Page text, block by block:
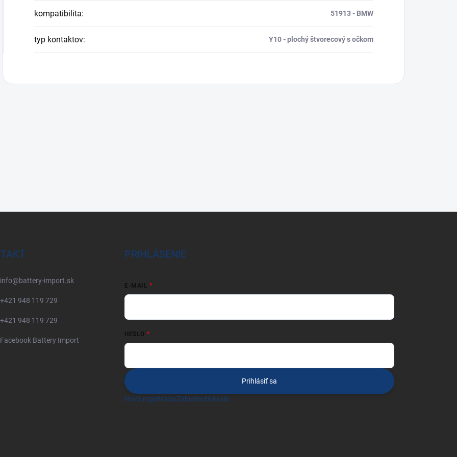
kompatibilita: 51913 - BMW
typ kontaktov: Y10 - plochý štvorecový s očkom
info@battery-import.sk
+421 948 119 729
+421 948 119 729
Facebook Battery Import
PRIHLÁSENIE
E-MAIL
HESLO
Prihlásiť sa
Nová registráciaZabudnuté heslo